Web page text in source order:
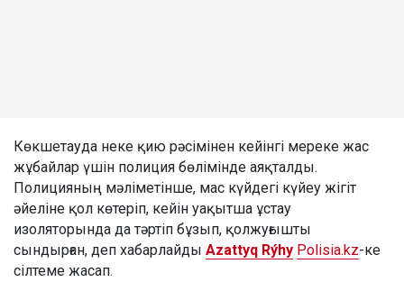
Көкшетауда неке қию рәсімінен кейінгі мереке жас
жұбайлар үшін полиция бөлімінде аяқталды.
Полицияның мәліметінше, мас күйдегі күйеу жігіт
әйеліне қол көтеріп, кейін уақытша ұстау
изоляторында да тәртіп бұзып, қолжуғышты
сындырған, деп хабарлайды Azattyq Rýhy Polisia.kz-ке
сілтеме жасап.